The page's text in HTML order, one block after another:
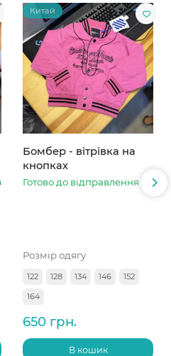
Китай
Бомбер - вітрівка на
кнопках
Готово до відправлення
Розмір одягу
122 128 134 146
152
164
650 грн.
В кошик